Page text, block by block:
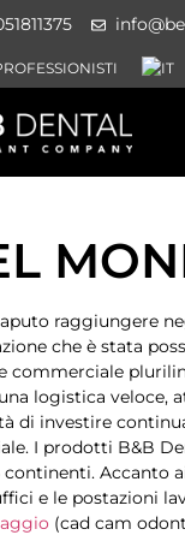
raggiungere
che è stata
commerciale
logistica veloce,
di investire
I prodotti B&B
continenti. Accanto
e le postazioni
(cad cam